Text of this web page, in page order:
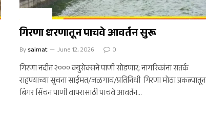
गिरणा धरणातून पाचवे आवर्तन सुरू
By saimat June 12, 2026 0
गिरणा नदीत २००० क्युसेक्सने पाणी सोडणार; नागरिकांना सतर्क
राहण्याच्या सूचना साईमत/जळगाव/प्रतिनिधी गिरणा मोठा प्रकल्पातून
बिगर सिंचन पाणी वापरासाठी पाचवे आवर्तन…